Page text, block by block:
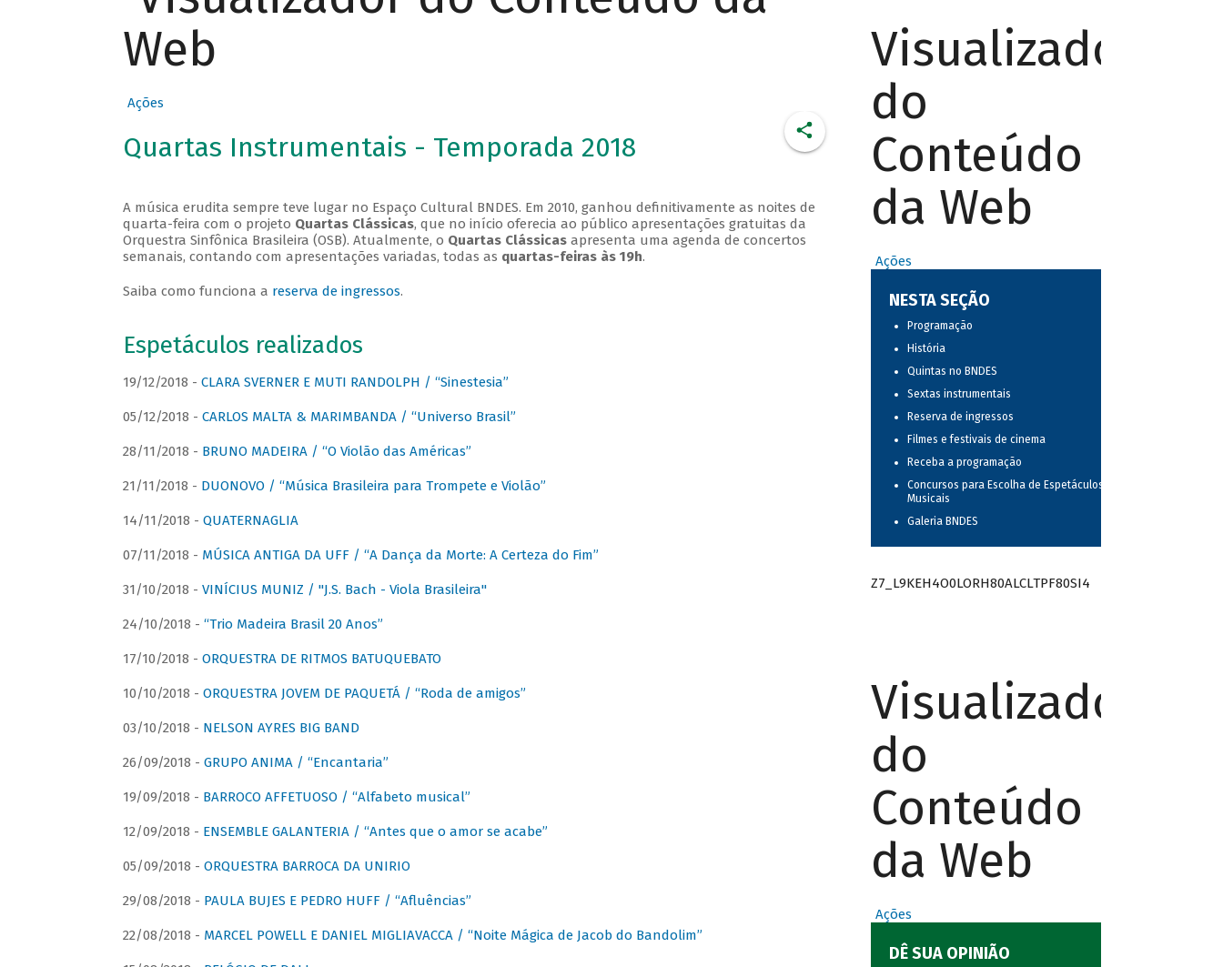
Web
Ações
Quartas Instrumentais - Temporada 2018
A música erudita sempre teve lugar no Espaço Cultural BNDES. Em 2010, ganhou definitivamente as noites de
quarta-feira com o projeto Quartas Clássicas, que no início oferecia ao público apresentações gratuitas da
Orquestra Sinfônica Brasileira (OSB). Atualmente, o Quartas Clássicasapresenta uma agenda de concertos
semanais, contando com apresentações variadas, todas as quartas-feiras às 19h.
Saiba como funciona a reserva de ingressos.
Espetáculos realizados
19/12/2018 - CLARA SVERNER E MUTI RANDOLPH / “Sinestesia”
05/12/2018 - CARLOS MALTA & MARIMBANDA / “Universo Brasil”
28/11/2018 - BRUNO MADEIRA / “O Violão das Américas”
21/11/2018 - DUONOVO / “Música Brasileira para Trompete e Violão”
14/11/2018 - QUATERNAGLIA
07/11/2018 - MÚSICA ANTIGA DA UFF / “A Dança da Morte: A Certeza do Fim”
31/10/2018 - VINÍCIUS MUNIZ / "J.S. Bach - Viola Brasileira"
24/10/2018 - “Trio Madeira Brasil 20 Anos”
17/10/2018 - ORQUESTRA DE RITMOS BATUQUEBATO
10/10/2018 - ORQUESTRA JOVEM DE PAQUETÁ / “Roda de amigos”
03/10/2018 - NELSON AYRES BIG BAND
26/09/2018 - GRUPO ANIMA / “Encantaria”
19/09/2018 - BARROCO AFFETUOSO / “Alfabeto musical”
12/09/2018 - ENSEMBLE GALANTERIA / “Antes que o amor se acabe”
05/09/2018 - ORQUESTRA BARROCA DA UNIRIO
29/08/2018 - PAULA BUJES E PEDRO HUFF / “Afluências”
22/08/2018 - MARCEL POWELL E DANIEL MIGLIAVACCA / “Noite Mágica de Jacob do Bandolim”
Visualizador
do
Conteúdo
da Web
Ações
NESTA SEÇÃO
Programação
História
Quintas no BNDES
Sextas instrumentais
Reserva de ingressos
Filmes e festivais de cinema
Receba a programação
Concursos para Escolha de Espetáculos
Musicais
Galeria BNDES
Z7_L9KEH4O0LORH80ALCLTPF80SI4
Visualizador
do
Conteúdo
da Web
Ações
DÊ SUA OPINIÃO